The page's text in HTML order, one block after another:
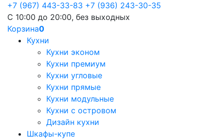
+7 (967) 443-33-83 +7 (936) 243-30-35
С 10:00 до 20:00, без выходных
Корзина0
Кухни
Кухни эконом
Кухни премиум
Кухни угловые
Кухни прямые
Кухни модульные
Кухни с островом
Дизайн кухни
Шкафы-купе